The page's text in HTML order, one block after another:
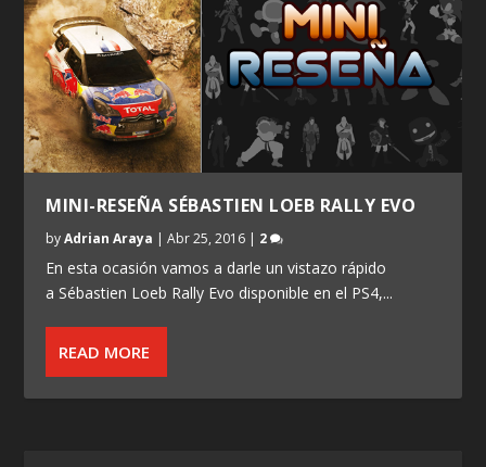
MINI-RESEÑA SÉBASTIEN LOEB RALLY EVO
byAdrian Araya |Abr 25, 2016 | 2
En esta ocasión vamos a darle un vistazo rápido
a Sébastien Loeb Rally Evo disponible en el PS4,...
READ MORE